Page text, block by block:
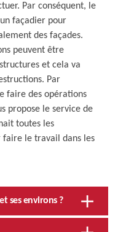
Par conséquent, le
façadier pour
des façades.
peuvent être
et cela va
Par
faire des opérations
propose le service de
toutes les
faire le travail dans les
ses environs ?